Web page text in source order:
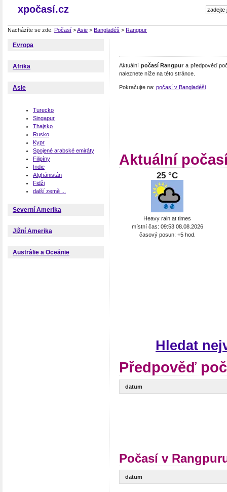
xpočasí.cz
Nacházíte se zde: Počasí >Asie > Bangladéš > Rangpur
Evropa
Afrika
Asie
Turecko
Singapur
Thajsko
Rusko
Kypr
Spojené arabské emiráty
Filipíny
Indie
Afghánistán
Fidži
další země ...
Severní Amerika
Jižní Amerika
Austrálie a Oceánie
Aktuální počasí Rangpur a předpověď
naleznete níže na této stránce.
Pokračujte na: počasí v Bangladéši
Aktuální
25 °C
Heavy rain at times
místní čas: 09:53 08.08.2026
časový posun: +5 hod.
Hledat
Předpověď
datum
Počasí v
datum